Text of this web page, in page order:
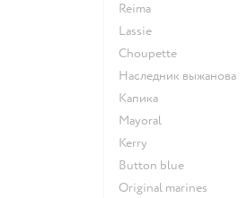
Reima
Lassie
Choupette
Наследник выжанова
Капика
Mayoral
Kerry
Button blue
Original marines